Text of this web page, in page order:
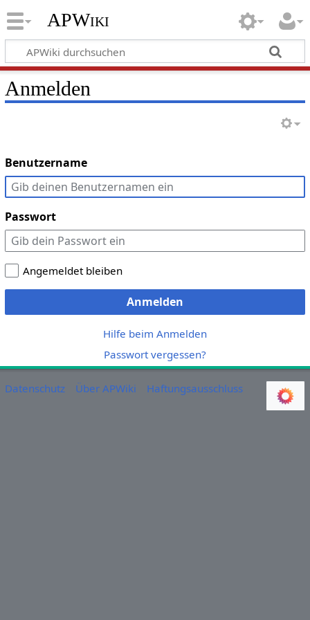
APWiki
Anmelden
Benutzername
Passwort
Angemeldet bleiben
Anmelden
Hilfe beim Anmelden
Passwort vergessen?
Datenschutz Über APWiki Haftungsausschluss